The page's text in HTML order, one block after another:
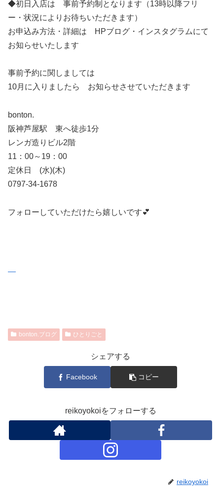
◆初日入店は 事前予約制となります（13時以降フリ
ー・状況によりお待ちいただきます）
お申込み方法・詳細は HPブログ・インスタグラムにて
お知らせいたします
事前予約に関しましては
10月に入りましたら お知らせさせていただきます
bonton.
阪神芦屋駅 東へ徒歩1分
レンガ造りビル2階
11：00～19：00
定休日 (水)(木)
0797-34-1678
フォローしていただけたら嬉しいです💕
bonton.ブログ ひとりごと
シェアする
Facebook コピー
reikoyokoiをフォローする
reikoyokoi